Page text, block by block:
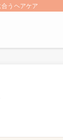
うヘアケア